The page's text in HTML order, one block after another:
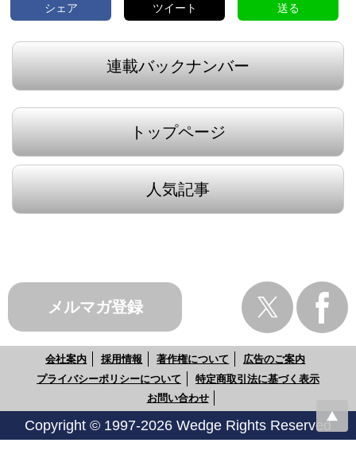
シェア ツイート 送る
連載バックナンバー
トップページ
人気記事
メルマガ登録
会社案内 採用情報 著作権について
広告のご案内
プライバシーポリシーについて
特定商取引法に基づく表示
お問い合わせ
Copyright © 1997-2026 Wedge Rights Reserved